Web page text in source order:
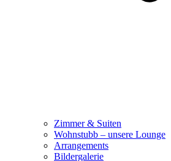
Zimmer & Suiten
Wohnstubb – unsere Lounge
Arrangements
Bildergalerie